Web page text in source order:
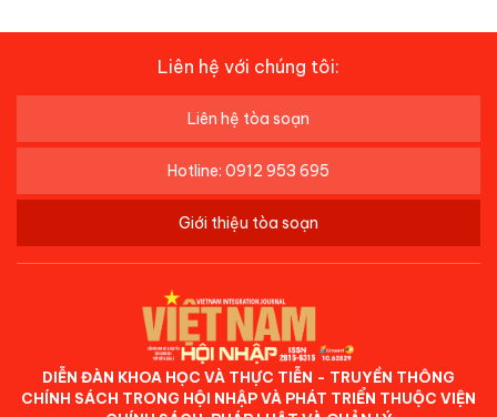
Liên hệ với chúng tôi:
Liên hệ tòa soạn
Hotline: 0912 953 695
Giới thiệu tòa soạn
DIỄN ĐÀN KHOA HỌC VÀ THỰC TIỄN - TRUYỀN THÔNG
CHÍNH SÁCH TRONG HỘI NHẬP VÀ PHÁT TRIỂN THUỘC VIỆN